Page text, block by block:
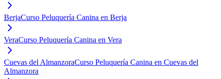
BerjaCurso Peluquería Canina en Berja
VeraCurso Peluquería Canina en Vera
Cuevas del AlmanzoraCurso Peluquería Canina en Cuevas del
Almanzora